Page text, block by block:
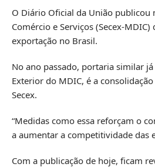
O Diário Oficial da União publicou
Comércio e Serviços (Secex-
exportação no Brasil.
No ano passado, portaria similar
Exterior do MDIC, é a
Secex.
“Medidas como essa reforçam o
a aumentar a competitividade das
Com a publicação de hoje, ficam